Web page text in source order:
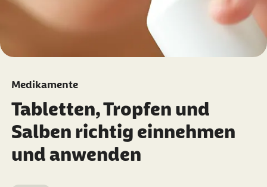
Medikamente
Tabletten, Tropfen und
Salben richtig einnehmen
und anwenden